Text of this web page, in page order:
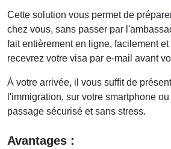
Cette solution vous permet de
chez vous, sans passer par
fait entièrement en ligne, facilement
recevrez votre visa par e-mail avant
À votre arrivée, il vous suffit de
l'immigration, sur votre smartphone
passage sécurisé et sans stress.
Avantages :